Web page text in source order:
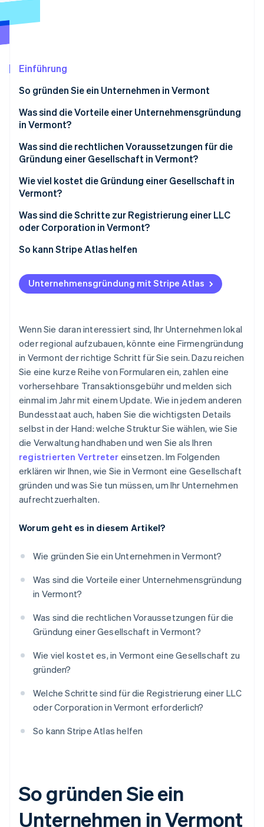
Betrugsprävention
Atlas
Stripe-Sessions 2026
Erfahren Sie, wie Stripe Lösungen für die
Jetzt ansehen
Einführung
So gründen Sie ein Unternehmen in Vermont
Was sind die Vorteile einer Unternehmensgründung
in Vermont?
Einfache Compliance
Günstige Rahmenbedingungen für Unternehmen
Rechtsschutz
Was sind die rechtlichen Voraussetzungen für die
Gründung einer Gesellschaft in Vermont?
Ein vorschriftsmäßiger Name
Eingereichte Dokumente
Interne Vereinbarungen
Lizenzen und Steueridentifikationsnummern
Wie viel kostet die Gründung einer Gesellschaft in
Vermont?
Was sind die Schritte zur Registrierung einer LLC
oder Corporation in Vermont?
1. Entscheiden Sie sich für Ihren Entitätstyp
2. Unternehmensnamen wählen
3. Eine/n offizielle/n Vertreter/in ernennen
5. Entwurf von internen Governance-Dokumenten
6. Registrieren Sie sich für Steuern und Lizenzen in
Vermont
7. Reichen Sie Ihren Jahresbericht ein
So kann Stripe Atlas helfen
Beantragung mit Atlas
Zahlungen akzeptieren und Banking, bevor Ihre EIN
Bargeldloser Kauf von Gründungsaktien
Automatische Einreichung der 83(b)-
Steuerwahlunterlagen
Erstklassige rechtliche Unternehmensdokumente
Stripe Payments ein Jahr lang kostenlos, plus
Partnergutschriften und Rabatte im Wert von
50.000 USD
Unternehmensgründung mit Stripe Atlas
Wenn Sie daran interessiert sind, Ihr Unternehmen lokal
oder regional aufzubauen, könnte eine Firmengründung
in Vermont der richtige Schritt für Sie sein. Dazu reichen
Sie eine kurze Reihe von Formularen ein, zahlen eine
vorhersehbare Transaktionsgebühr und melden sich
einmal im Jahr mit einem Update. Wie in jedem anderen
Bundesstaat auch, haben Sie die wichtigsten Details
selbst in der Hand: welche Struktur Sie wählen, wie Sie
die Verwaltung handhaben und wen Sie als Ihren
registrierten Vertreter einsetzen. Im Folgenden
erklären wir Ihnen, wie Sie in Vermont eine Gesellschaft
gründen und was Sie tun müssen, um Ihr Unternehmen
aufrechtzuerhalten.
Worum geht es in diesem Artikel?
Wie gründen Sie ein Unternehmen in Vermont?
Was sind die Vorteile einer Unternehmensgründung
in Vermont?
Was sind die rechtlichen Voraussetzungen für die
Gründung einer Gesellschaft in Vermont?
Wie viel kostet es, in Vermont eine Gesellschaft zu
gründen?
Welche Schritte sind für die Registrierung einer LLC
oder Corporation in Vermont erforderlich?
So kann Stripe Atlas helfen
So gründen Sie ein
Unternehmen in Vermont